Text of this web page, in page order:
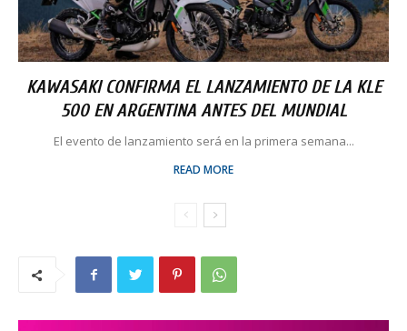
KAWASAKI CONFIRMA EL LANZAMIENTO DE LA KLE
500 EN ARGENTINA ANTES DEL MUNDIAL
El evento de lanzamiento será en la primera semana...
READ MORE